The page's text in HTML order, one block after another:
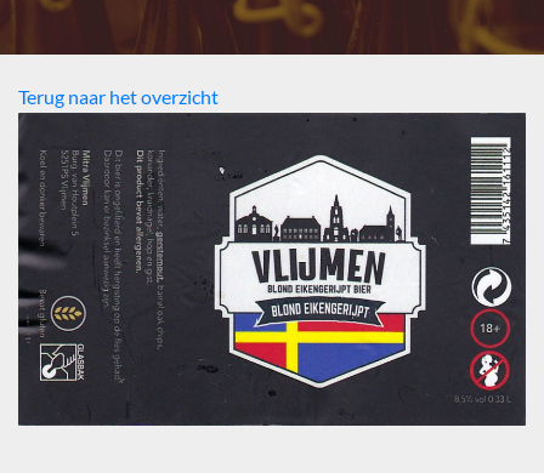
Terug naar het overzicht